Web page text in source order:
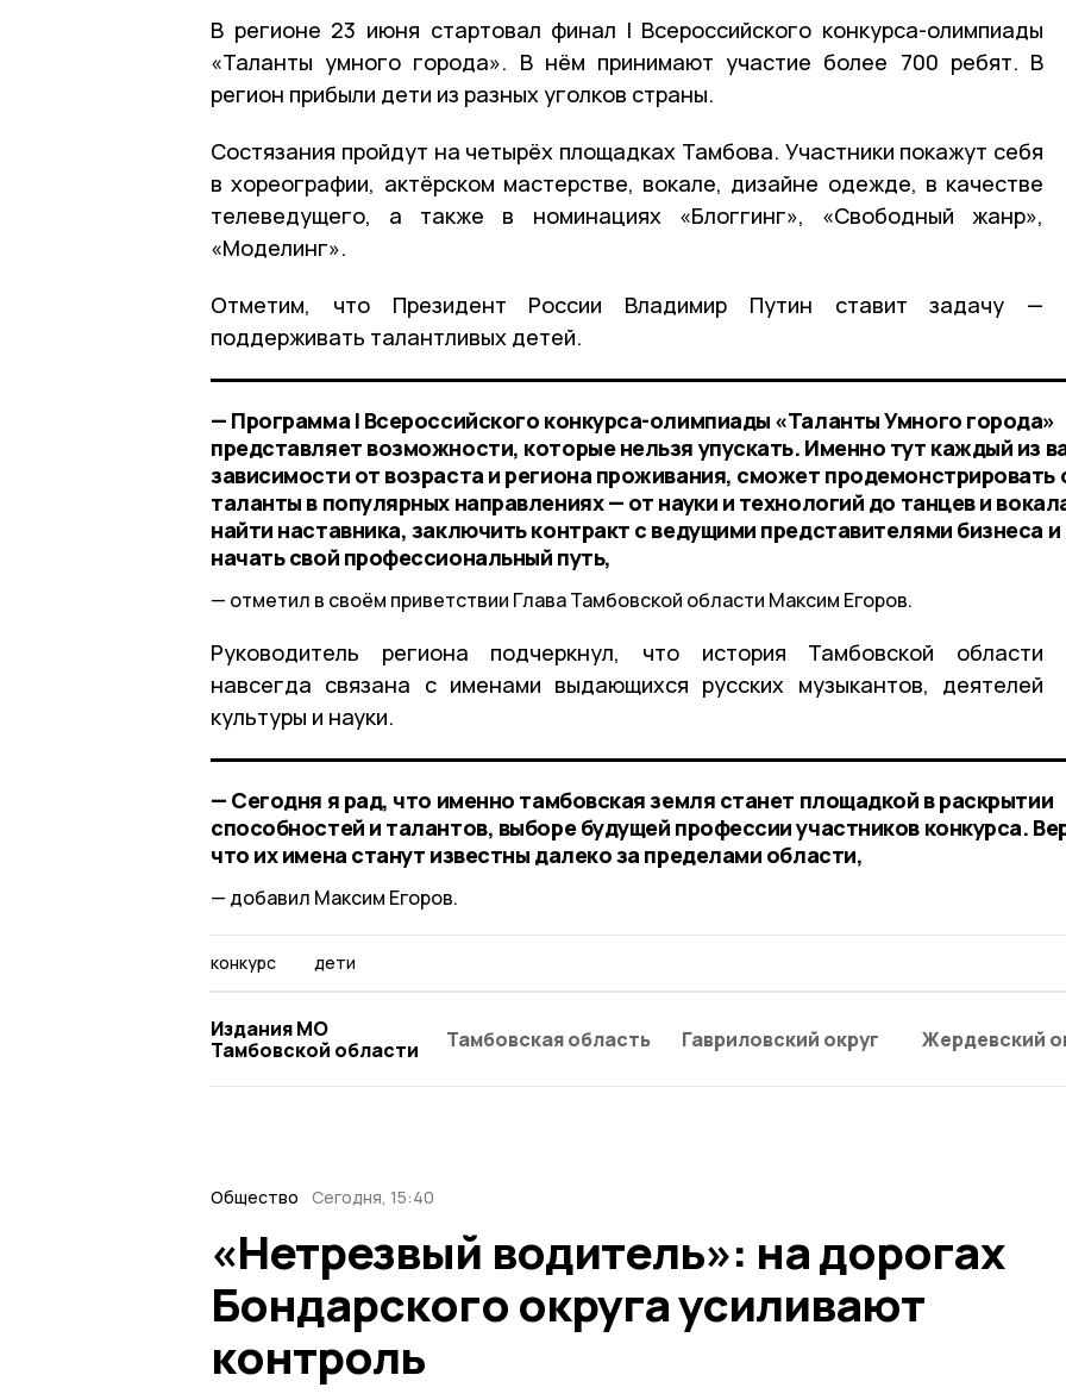
В регионе 23 июня стартовал финал I Всероссийского конкурса-олимпиады
«Таланты умного города». В нём принимают участие более 700 ребят. В
регион прибыли дети из разных уголков страны.
Состязания пройдут на четырёх площадках Тамбова. Участники покажут себя
в хореографии, актёрском мастерстве, вокале, дизайне одежде, в качестве
телеведущего, а также в номинациях «Блоггинг», «Свободный жанр»,
«Моделинг».
Отметим, что Президент России Владимир Путин ставит задачу —
поддерживать талантливых детей.
— Программа I Всероссийского конкурса-олимпиады «Таланты Умного города»
представляет возможности, которые нельзя упускать. Именно тут каждый из
зависимости от возраста и региона проживания, сможет продемонстрировать
таланты в популярных направлениях — от науки и технологий до танцев и
найти наставника, заключить контракт с ведущими представителями бизнеса и
начать свой профессиональный путь,
отметил в своём приветствии Глава Тамбовской области Максим Егоров.
Руководитель региона подчеркнул, что история Тамбовской области
навсегда связана с именами выдающихся русских музыкантов, деятелей
культуры и науки.
— Сегодня я рад, что именно тамбовская земля станет площадкой в раскрытии
способностей и талантов, выборе будущей профессии участников конкурса.
что их имена станут известны далеко за пределами области,
добавил Максим Егоров.
конкурс дети
Издания МО
Тамбовской области
Тамбовская область Гавриловский округ Жердевский
Общество Сегодня, 15:40
«Нетрезвый водитель»: на дорогах
Бондарского округа усиливают
контроль